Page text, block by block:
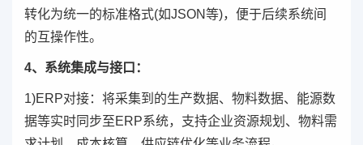
转化为统一的标准格式(如JSON等)，便于后续系统间
的互操作性。
4、系统集成与接口：
1)ERP对接：将采集到的生产数据、物料数据、能源数
据等实时同步至ERP系统，支持企业资源规划、物料需